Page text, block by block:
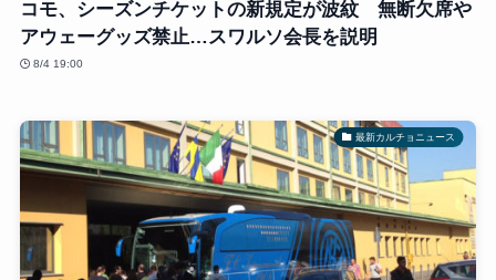
コモ、シーズンチケットの新規定が波紋 無断欠席や
アウェーグッズ禁止…スワルソ会長を説明
8/4 19:00
最新カルチョニュース